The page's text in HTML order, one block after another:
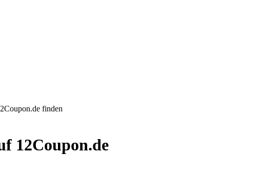
finden
12Coupon.de